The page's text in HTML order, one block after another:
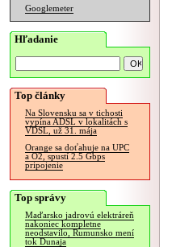
Googlemeter
Hľadanie
Top články
Na Slovensku sa v tichosti
vypína ADSL v lokalitách s
VDSL, už 31. mája
Orange sa doťahuje na UPC
a O2, spustí 2.5 Gbps
pripojenie
Top správy
Maďarsko jadrovú elektráreň
nakoniec kompletne
neodstavilo, Rumunsko mení
tok Dunaja